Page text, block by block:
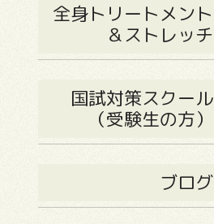
全身トリートメント
＆ストレッチ
国試対策スクール
（受験生の方）
ブログ